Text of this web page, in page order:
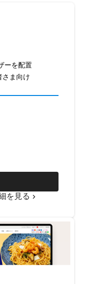
ーを配置
さま向け
を見る